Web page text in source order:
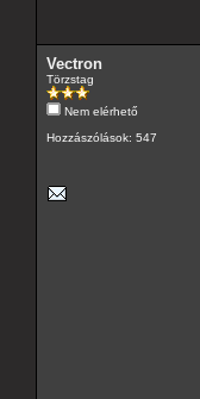
Vectron
Törzstag
Nem elérhető
Hozzászólások: 547